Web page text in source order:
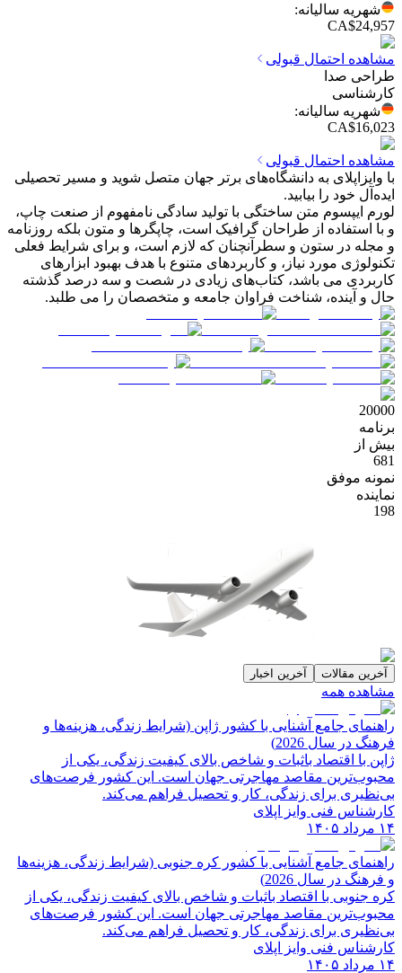
شهریه سالیانه:
CA$24,957
مشاهده احتمال قبولی
طراحی صدا
کارشناسی
شهریه سالیانه:
CA$16,023
مشاهده احتمال قبولی
با وایزاپلای به دانشگاه‌های برتر جهان متصل شوید و مسیر تحصیلی
ایده‌آل خود را بیابید.
لورم ایپسوم متن ساختگی با تولید سادگی نامفهوم از صنعت چاپ،
و با استفاده از طراحان گرافیک است، چاپگرها و متون بلکه روزنامه
و مجله در ستون و سطرآنچنان که لازم است، و برای شرایط فعلی
تکنولوژی مورد نیاز، و کاربردهای متنوع با هدف بهبود ابزارهای
کاربردی می باشد، کتاب‌های زیادی در شصت و سه درصد گذشته
حال و آینده، شناخت فراوان جامعه و متخصصان را می طلبد.
20000
برنامه
بیش از
681
نمونه موفق
نماینده
198
آخرین مقالات آخرین اخبار
مشاهده همه
راهنمای جامع آشنایی با کشور ژاپن (شرایط زندگی، هزینه‌ها و
فرهنگ در سال 2026)
ژاپن با اقتصاد باثبات و شاخص‌ بالای کیفیت زندگی، یکی از
محبوب‌ترین مقاصد مهاجرتی جهان است. این کشور فرصت‌های
بی‌نظیری برای زندگی، کار و تحصیل فراهم می‌کند.
کارشناس فنی وایز اپلای
۱۴ مرداد ۱۴۰۵
راهنمای جامع آشنایی با کشور کره جنوبی (شرایط زندگی، هزینه‌ها
و فرهنگ در سال 2026)
کره جنوبی با اقتصاد باثبات و شاخص‌ بالای کیفیت زندگی، یکی از
محبوب‌ترین مقاصد مهاجرتی جهان است. این کشور فرصت‌های
بی‌نظیری برای زندگی، کار و تحصیل فراهم می‌کند.
کارشناس فنی وایز اپلای
۱۴ مرداد ۱۴۰۵